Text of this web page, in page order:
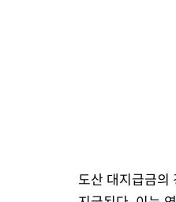
도산 대지급금의